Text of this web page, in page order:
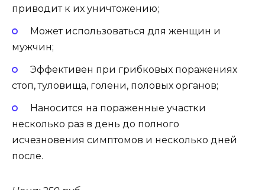
приводит к их уничтожению;
Может использоваться для женщин и
мужчин;
Эффективен при грибковых поражениях
стоп, туловища, голени, половых органов;
Наносится на пораженные участки
несколько раз в день до полного
исчезновения симптомов и несколько дней
после.